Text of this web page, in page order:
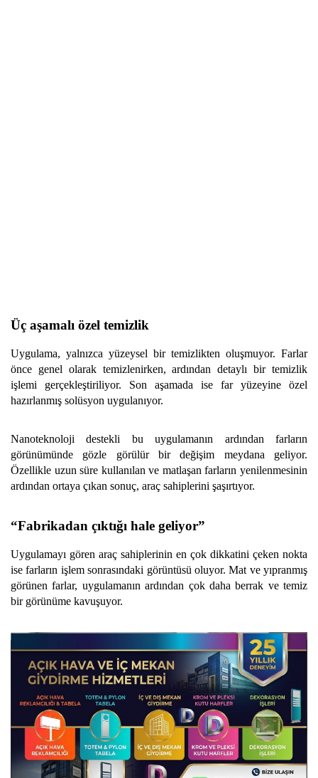
Üç aşamalı özel temizlik
Uygulama, yalnızca yüzeysel bir temizlikten oluşmuyor. Farlar
önce genel olarak temizlenirken, ardından detaylı bir temizlik
işlemi gerçekleştiriliyor. Son aşamada ise far yüzeyine özel
hazırlanmış solüsyon uygulanıyor.
Nanoteknoloji destekli bu uygulamanın ardından farların
görünümünde gözle görülür bir değişim meydana geliyor.
Özellikle uzun süre kullanılan ve matlaşan farların yenilenmesinin
ardından ortaya çıkan sonuç, araç sahiplerini şaşırtıyor.
“Fabrikadan çıktığı hale geliyor”
Uygulamayı gören araç sahiplerinin en çok dikkatini çeken nokta
ise farların işlem sonrasındaki görüntüsü oluyor. Mat ve yıpranmış
görünen farlar, uygulamanın ardından çok daha berrak ve temiz
bir görünüme kavuşuyor.